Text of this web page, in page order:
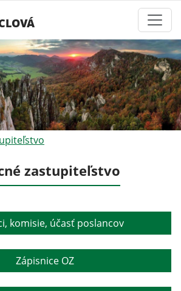
zastupiteľstvo
komisie, účasť poslancov
Zápisnice OZ